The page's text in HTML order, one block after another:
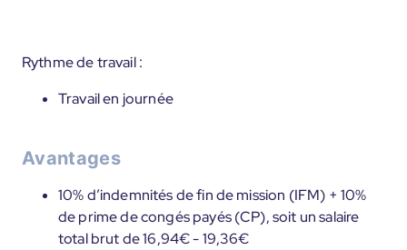
Rythme de travail :
Travail en journée
Avantages
10% d’indemnités de fin de mission (IFM) + 10%
de prime de congés payés (CP), soit un salaire
total brut de 16,94€ - 19,36€